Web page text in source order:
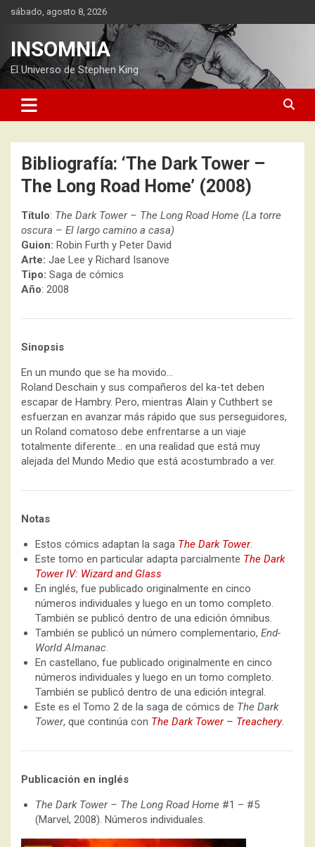
Saltarsábado, agosto 8, 2026
INSOMNIA
El Universo de Stephen King
Bibliografía: ‘The Dark Tower –
The Long Road Home’ (2008)
Título: The Dark Tower – The Long Road Home (La torre
oscura – El largo camino a casa)
Guion: Robin Furth y Peter David
Arte: Jae Lee y Richard Isanove
Tipo: Saga de cómics
Año: 2008
Sinopsis
En un mundo que se ha movido…
Roland Deschain y sus compañeros del ka-tet deben
escapar de Hambry. Pero, mientras Alain y Cuthbert se
esfuerzan en avanzar más rápido que sus perseguidores,
un Roland comatoso debe enfrentarse a un viaje
totalmente diferente… en una realidad que está muy
alejada del Mundo Medio que está acostumbrado a ver.
Notas
Estos cómics adaptan la saga The Dark Tower.
Este tomo en particular adapta parcialmente The Dark
Tower IV: Wizard and Glass
En inglés, fue publicado originalmente en cinco
números individuales y luego en un tomo completo.
También se publicó dentro de una edición ómnibus.
También se publicó un número complementario, End-
World Almanac.
En castellano, fue publicado originalmente en cinco
números individuales y luego en un tomo completo.
También se publicó dentro de una edición integral.
Este es el Tomo 2 de la saga de cómics de The Dark
Tower, que continúa con The Dark Tower – Treachery.
Publicación en inglés
The Dark Tower – The Long Road Home #1 – #5
(Marvel, 2008). Números individuales.